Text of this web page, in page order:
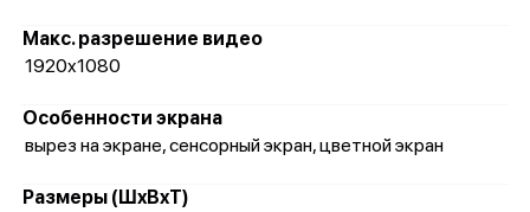
Макс. разрешение видео
1920x1080
Особенности экрана
вырез на экране, сенсорный экран, цветной экран
Размеры (ШxВxТ)